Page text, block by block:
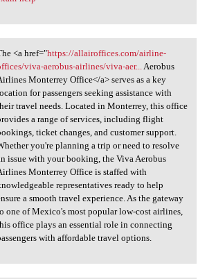
<a href="https:/
<a href="https://allairoffices.com/airline-
viva-aerobus-airlines/viva-aer...Aerobus
Monterrey Office</a> serves as a key
for passengers seeking assistance with
travel needs. Located in Monterrey, this office
a range of services, including flight
ticket changes, and customer support.
you're planning a trip or need to resolve
issue with your booking, the Viva Aerobus
Monterrey Office is staffed with
representatives ready to help
a smooth travel experience. As the gateway
one of Mexico's most popular low-cost airlines,
office plays an essential role in connecting
with affordable travel options.